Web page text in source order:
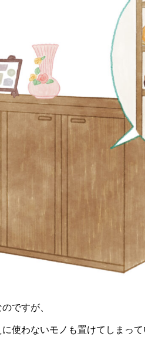
ですが、
使わないモノも置けてしまって